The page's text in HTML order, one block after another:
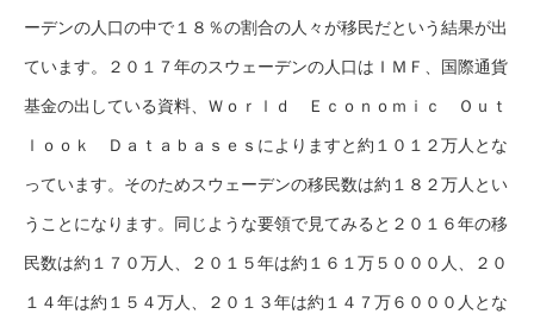
ーデンの人口の中で１８％の割合の人々が移民だという結果が出
ています。２０１７年のスウェーデンの人口はＩＭＦ、国際通貨
基金の出している資料、Ｗｏｒｌｄ Ｅｃｏｎｏｍｉｃ Ｏｕｔ
ｌｏｏｋ Ｄａｔａｂａｓｅｓによりますと約１０１２万人とな
っています。そのためスウェーデンの移民数は約１８２万人とい
うことになります。同じような要領で見てみると２０１６年の移
民数は約１７０万人、２０１５年は約１６１万５０００人、２０
１４年は約１５４万人、２０１３年は約１４７万６０００人とな